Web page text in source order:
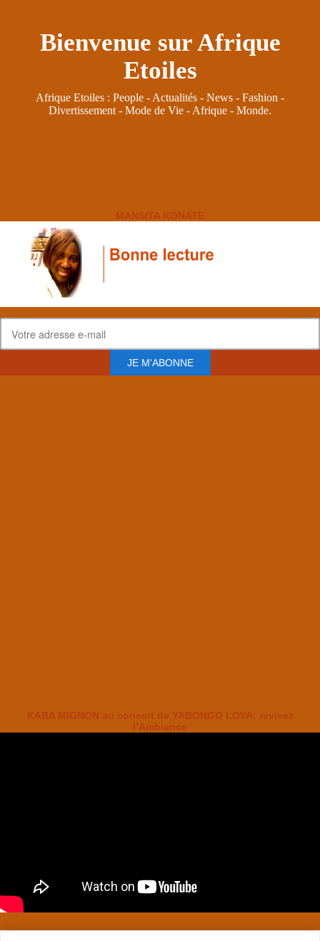
Bienvenue sur Afrique
Etoiles
Afrique Etoiles : People - Actualités - News - Fashion -
Divertissement - Mode de Vie - Afrique - Monde.
MANSITA KONATE
JE M'ABONNE
KABA MIGNON au concert de YABONGO LOVA: revivez
l’Ambiance